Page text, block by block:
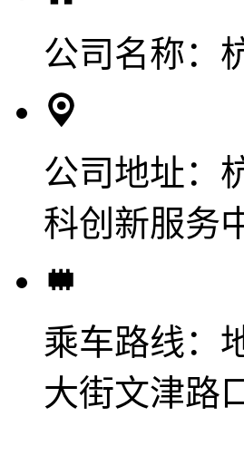
公司名称：
公司地址：
科创新服务
乘车路线：
大街文津路